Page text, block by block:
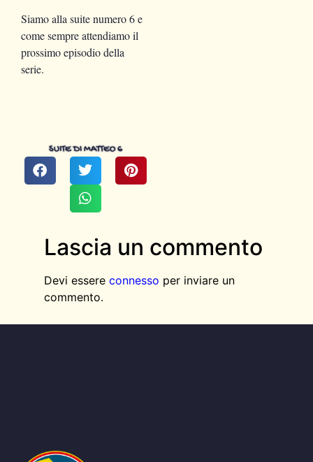
SUITE DI MATTEO 6
Siamo alla suite numero 6 e
come sempre attendiamo il
prossimo episodio della
serie.
Lascia un commento
Devi essere connesso per inviare un
commento.